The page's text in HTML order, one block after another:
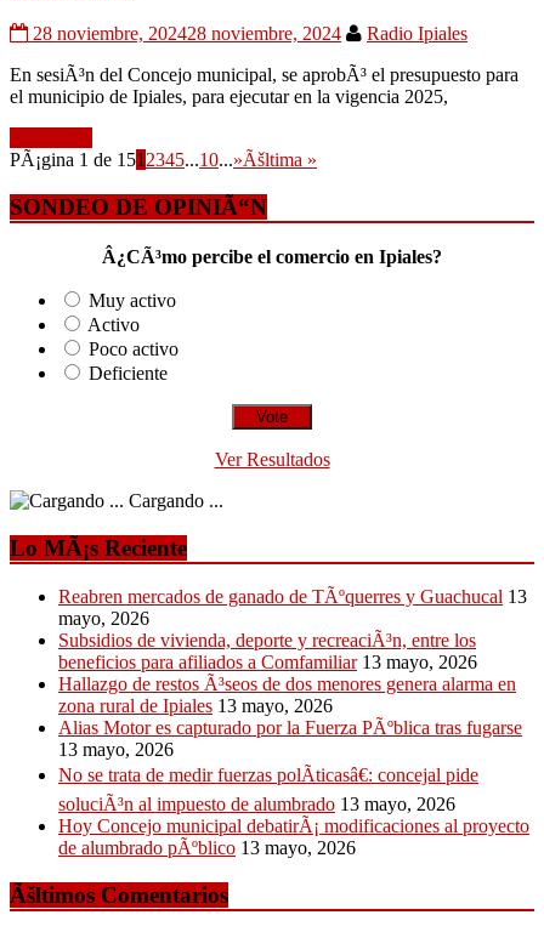
28 noviembre, 202428 noviembre, 2024
Radio Ipiales
En sesiÃ³n del Concejo municipal, se aprobÃ³ el presupuesto para
el municipio de Ipiales, para ejecutar en la vigencia 2025,
PÃ¡gina 1 de 1512345...10...»Ãšltima »
SONDEO DE OPINIÃ“N
Â¿CÃ³mo percibe el comercio en Ipiales?
Muy activo
Activo
Poco activo
Deficiente
Ver Resultados
Cargando ...
Lo MÃ¡s Reciente
Reabren mercados de ganado de TÃºquerres y Guachucal 13
mayo, 2026
Subsidios de vivienda, deporte y recreaciÃ³n, entre los
beneficios para afiliados a Comfamiliar 13 mayo, 2026
Hallazgo de restos Ã³seos de dos menores genera alarma en
zona rural de Ipiales 13 mayo, 2026
Alias Motor es capturado por la Fuerza PÃºblica tras fugarse
13 mayo, 2026
No se trata de medir fuerzas polÃ­ticasâ€: concejal pide
soluciÃ³n al impuesto de alumbrado 13 mayo, 2026
Hoy Concejo municipal debatirÃ¡ modificaciones al proyecto
de alumbrado pÃºblico 13 mayo, 2026
Ãšltimos Comentarios